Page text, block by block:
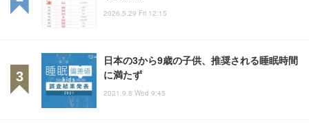
2026.5.29 Fri 12:15
日本の3から9歳の子供、推奨される睡眠時間
に満たず
2021.9.8 Wed 9:45